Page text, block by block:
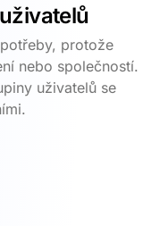
protože
nebo společností.
uživatelů se